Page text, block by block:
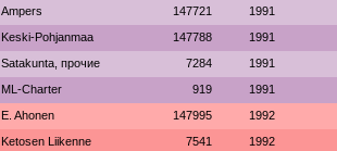
Ampers 147721 1991
Keski-Pohjanmaa 147788 1991
Satakunta, прочие 7284 1991
ML-Charter 919 1991
E. Ahonen 147995 1992
Ketosen Liikenne 7541 1992